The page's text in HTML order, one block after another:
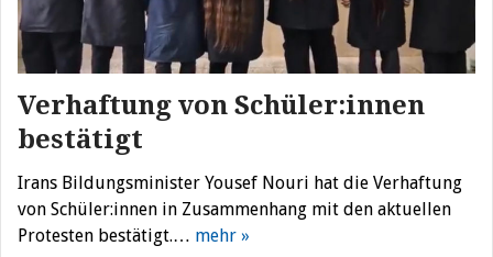
Verhaftung von Schüler:innen
bestätigt
Irans Bildungsminister Yousef Nouri hat die Verhaftung
von Schüler:innen in Zusammenhang mit den aktuellen
Protesten bestätigt.… mehr »